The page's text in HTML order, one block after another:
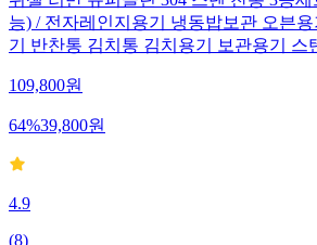
능) / 전자레인지용기 냉동밥보관 오븐
기 반찬통 김치통 김치용기 보관용기 스
109,800원
64%39,800원
4.9
(8)